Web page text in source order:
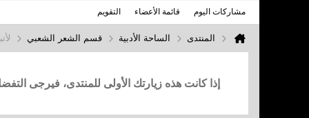
مشاركات اليوم قائمة الأعضاء التقويم
المنتدى الساحة الأدبية قسم الشعر الشعبي
إذا كانت هذه زيارتك الأولى للمنتدى، فيرجى